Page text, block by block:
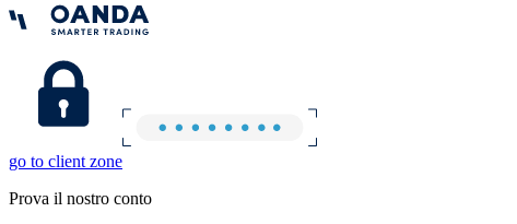
go to client zone
Prova il nostro conto